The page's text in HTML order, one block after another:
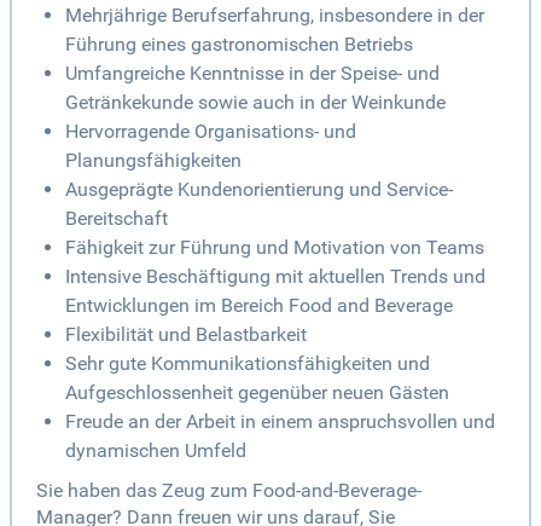
Mehrjährige Berufserfahrung, insbesondere in der
Führung eines gastronomischen Betriebs
Umfangreiche Kenntnisse in der Speise- und
Getränkekunde sowie auch in der Weinkunde
Hervorragende Organisations- und
Planungsfähigkeiten
Ausgeprägte Kundenorientierung und Service-
Bereitschaft
Fähigkeit zur Führung und Motivation von Teams
Intensive Beschäftigung mit aktuellen Trends und
Entwicklungen im Bereich Food and Beverage
Flexibilität und Belastbarkeit
Sehr gute Kommunikationsfähigkeiten und
Aufgeschlossenheit gegenüber neuen Gästen
Freude an der Arbeit in einem anspruchsvollen und
dynamischen Umfeld
Sie haben das Zeug zum Food-and-Beverage-
Manager? Dann freuen wir uns darauf, Sie